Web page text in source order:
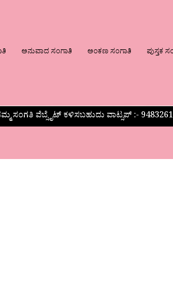
ಅನುವಾದ ಸಂಗಾತಿ ಅಂಕಣ ಸಂಗಾತಿ ಪುಸ್ತಕ
ಸಂಗತಿ ವೆಬ್ಸೈಟ್ ಕಳಿಸಬಹುದು ವಾಟ್ಸಪ್‌ :-